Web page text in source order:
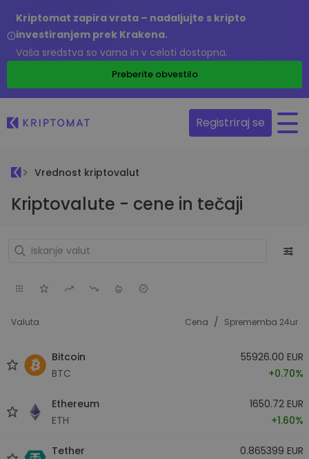
Kriptomat zapira vrata – nadaljujte s kripto
investiranjem prek Krakena.
Vaša sredstva so varna in v celoti dostopna.
Preberite obvestilo
Registriraj se
Vrednost kriptovalut
Kriptovalute - cene in tečaji
Valuta Cena / Sprememba 24ur
Bitcoin
BTC
55926.00 EUR
+0.70%
Ethereum
ETH
1650.72 EUR
+1.60%
Tether
0.865399 EUR